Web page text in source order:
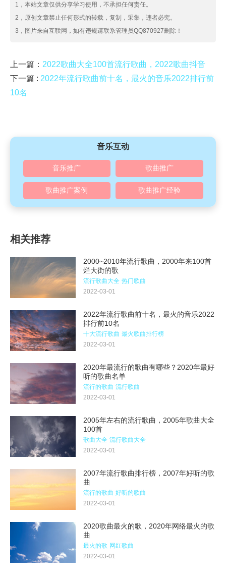
1，本站文章仅供分享学习使用，不承担任何责任。
2，原创文章禁止任何形式的转载，复制，采集，违者必究。
3，图片来自互联网，如有违规请联系管理员QQ870927删除！
上一篇： 2022歌曲大全100首流行歌曲，2022歌曲抖音
下一篇 : 2022年流行歌曲前十名，最火的音乐2022排行前
10名
音乐互动
音乐推广 歌曲推广
歌曲推广案例 歌曲推广经验
相关推荐
2000~2010年流行歌曲，2000年来100首
烂大街的歌
流行歌曲大全 热门歌曲
2022-03-01
2022年流行歌曲前十名，最火的音乐2022
排行前10名
十大流行歌曲 最火歌曲排行榜
2022-03-01
2020年最流行的歌曲有哪些？2020年最好
听的歌曲名单
流行的歌曲 流行歌曲
2022-03-01
2005年左右的流行歌曲，2005年歌曲大全
100首
歌曲大全 流行歌曲大全
2022-03-01
2007年流行歌曲排行榜，2007年好听的歌
曲
流行的歌曲 好听的歌曲
2022-03-01
2020歌曲最火的歌，2020年网络最火的歌
曲
最火的歌 网红歌曲
2022-03-01